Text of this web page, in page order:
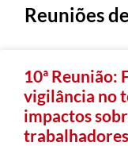
Reuniões
10ª Reunião:
vigilância no
impactos